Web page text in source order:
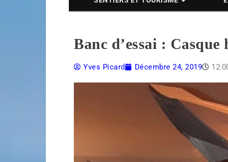
Banc d’essai :
Yves Picard Décembre 24, 2019